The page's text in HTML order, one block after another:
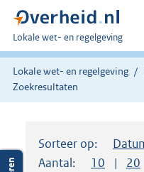
U
bent
hier:
Lokale wet- en regelgeving
Lokale wet- en regelgeving
Zoekresultaten
Sorteer op:
Aantal:
Toon
10 20